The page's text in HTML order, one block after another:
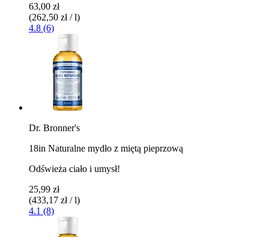
63,00 zł
(262,50 zł / l)
4.8 (6)
Dr. Bronner's
18in Naturalne mydło z miętą pieprzową
Odświeża ciało i umysł!
25,99 zł
(433,17 zł / l)
4.1 (8)